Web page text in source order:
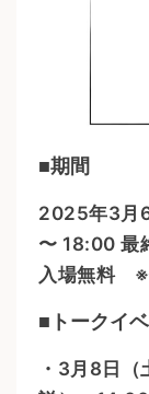
■期間
2025年3月
〜 18:00 最
入場無料 ※
■トークイ
・3月8日（